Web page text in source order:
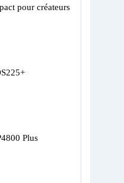
pour créateurs
Plus